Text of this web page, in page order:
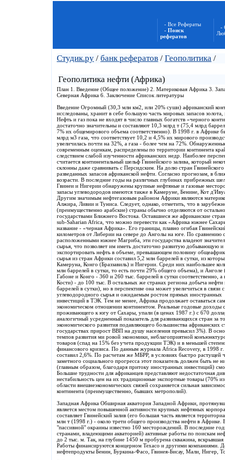
- Все Рефераты
- Поиск
рефератов
-
Студик.ру / банк рефератов / Геополитика /
Геополитика нефти (Африка)
План 1. Введение (Общее положение) 2. Материковая Африка 3.
Северная Африка 6. Заключение Список литературы
Введение Огромный (30,3 млн км2, или 20% суши) африканский
исследованы, хранит в себе большую часть мировых запасов
Нефть и газ пока не входят в число главных богатств «черного
достаточно значительны и составляют 10,3 млрд т (75,4 млрд
7% их общемирового объема соответственно). В 1998 г. в Африке
млрд м3 газа, что соответствует 10,2 и 4,5% их мирового
увеличилась почти на 32%, а газа - более чем на 72%.
современным оценкам, распределены по территории континента
следствием слабой изученности африканских недр. Наиболее
считается континентальный шельф Гвинейского залива, который
склонны даже сравнивать с Персидским. На долю стран
разведанных запасов африканской нефти. Согласно прогнозам, в
возрасти. В последние годы на различных глубинах прибрежных
Гвинеи и Нигерии обнаружены крупные нефтяные и газовые
запасы углеводородов имеются также в Камеруне, Бенине, Кот
Другим значимым нефтегазовым районом Африки являются
Алжира, Ливии и Туниса. Следует, однако, отметить, что в
(преимущественно арабские) страны обычно отделяются от
государствами Ближнего Востока. Оставшиеся же африканские
sub-Saharian Africa, что можно перевести как «Африка южнее
название - «черная Африка». Его границы, плавно огибая
километров от Либерии на севере до Анголы на юге. По сравнению
расположенными южнее Магриба, эти государства владеют
сырья, что позволяет им иметь достаточно развитую добывающую
экспортировать нефть в объеме, превышающем половину
сырья из стран Африки составил 5,2 млн баррелей в сутки, из
Камеруна, Конго (Браззавиль) и Нигерии. Среди них наибольшее
млн баррелей в сутки, то есть почти 29% общего объема), и
Габоне и Конго - 360 и 260 тыс. баррелей в сутки соответственно,
Кости) - до 100 тыс. В остальных же странах региона добыча нефти
баррелей в сутки), но в перспективе она может увеличиться в связи
углеводородного сырья и ожидаемым ростом прямых иностранных
инвестиций в ТЭК. Тем не менее, Африка продолжает оставаться
экономическом отношении континентом. Реальные годовые доходы
проживающего к югу от Сахары, упали (в ценах 1987 г.) с 670
аналогичный усредненный показатель для развивающихся стран
экономического развития подавляющего большинства африканских
государствах прирост ВВП на душу населения превысил 3%). В
темпов развития ми ровой экономики, неблагоприятной
товаров (спад на 15% без учета продукции ТЭК) и в меньшей
финансового кризиса. По данным журнала Africa Recovery, в 1998
составил 2,6%. По расчетам же МБРР, в условиях быстро растущей
заметного социального прогресса этот показатель должен быть не
(главным образом, благодаря притоку иностранных инвестиций)
Большие трудности для африканцев представляют недостаточная
нестабильность цен на их традиционные экспортные товары (70%
области внешнеэкономических связей сохраняется сильная
континента (преимущественно, бывших метрополий).
Западная Африка Обширная акватория Западной Африки,
является местом повышенной активности крупных нефтяных
составляет Гвинейский залив (его большая часть является
млн т (1998 г.) - около трети общего производства нефти в Африке.
"пассивной" окраины известно 160 месторождений. В последние
странами, владеющими акваторией) активные работы по поискам
до 2 тыс. м. Так, на глубине 1450 м пробурена скважина,
Работы финансируются концерном Texaco и другими компаниями.
нефтепродукты Бенин, Буркина-Фасо, Гвинея-Бисау, Мали, Нигер,